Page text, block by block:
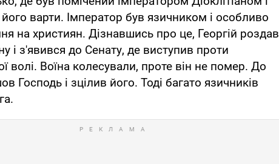
варти. Імператор був язичником і особливо
на християн. Дізнавшись про це, Георгій роздав
і з'явився до Сенату, де виступив проти
волі. Воїна колесували, проте він не помер. До
Господь і зцілив його. Тоді багато язичників